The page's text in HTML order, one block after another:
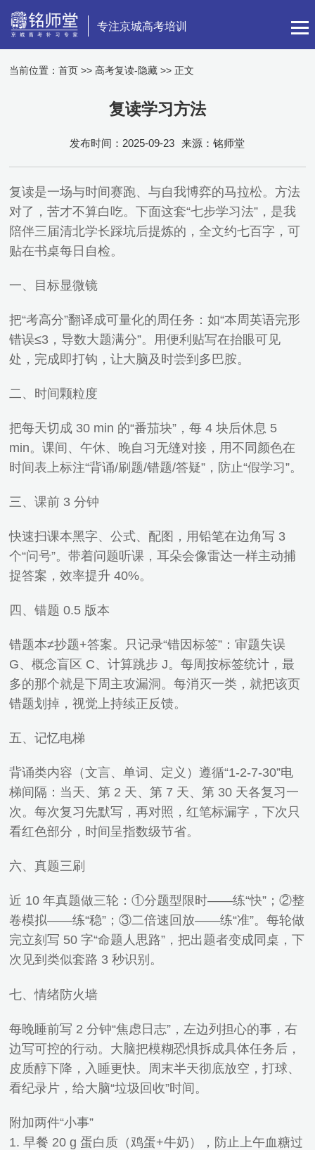
专注京城高考培训
当前位置：首页 >> 高考复读-隐藏 >> 正文
复读学习方法
发布时间：2025-09-23 来源：铭师堂
复读是一场与时间赛跑、与自我博弈的马拉松。方法
对了，苦才不算白吃。下面这套“七步学习法”，是我
陪伴三届清北学长踩坑后提炼的，全文约七百字，可
贴在书桌每日自检。
一、目标显微镜
把“考高分”翻译成可量化的周任务：如“本周英语完形
错误≤3，导数大题满分”。用便利贴写在抬眼可见
处，完成即打钩，让大脑及时尝到多巴胺。
二、时间颗粒度
把每天切成 30 min 的“番茄块”，每 4 块后休息 5
min。课间、午休、晚自习无缝对接，用不同颜色在
时间表上标注“背诵/刷题/错题/答疑”，防止“假学习”。
三、课前 3 分钟
快速扫课本黑字、公式、配图，用铅笔在边角写 3
个“问号”。带着问题听课，耳朵会像雷达一样主动捕
捉答案，效率提升 40%。
四、错题 0.5 版本
错题本≠抄题+答案。只记录“错因标签”：审题失误
G、概念盲区 C、计算跳步 J。每周按标签统计，最
多的那个就是下周主攻漏洞。每消灭一类，就把该页
错题划掉，视觉上持续正反馈。
五、记忆电梯
背诵类内容（文言、单词、定义）遵循“1‐2‐7‐30”电
梯间隔：当天、第 2 天、第 7 天、第 30 天各复习一
次。每次复习先默写，再对照，红笔标漏字，下次只
看红色部分，时间呈指数级节省。
六、真题三刷
近 10 年真题做三轮：①分题型限时——练“快”；②整
卷模拟——练“稳”；③二倍速回放——练“准”。每轮做
完立刻写 50 字“命题人思路”，把出题者变成同桌，下
次见到类似套路 3 秒识别。
七、情绪防火墙
每晚睡前写 2 分钟“焦虑日志”，左边列担心的事，右
边写可控的行动。大脑把模糊恐惧拆成具体任务后，
皮质醇下降，入睡更快。周末半天彻底放空，打球、
看纪录片，给大脑“垃圾回收”时间。
附加两件“小事”
1. 早餐 20 g 蛋白质（鸡蛋+牛奶），防止上午血糖过